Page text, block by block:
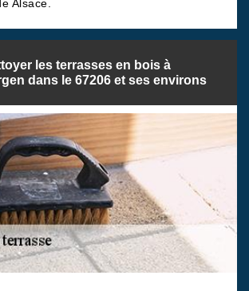
Alsace.
les terrasses en bois à
dans le 67206 et ses environs